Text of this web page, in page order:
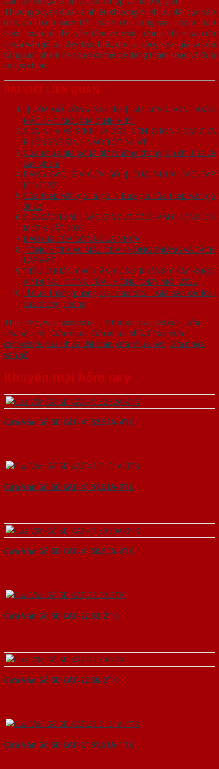
Thường xuyên đưa ra nhiều chương trình ưu đãi cực hấp
dẫn, có chính sách bảo hành cho từng sản phẩm. Bạn
hoàn toàn có thể yên tâm về chất lượng khi mua cửa
nhựa vân gỗ tại đây. Đặc biệt, đơn vị công khai giá cả của
từng sản phẩm nên bạn có thể dễ dàng tham khảo và đưa
ra lựa chọn.
BÀI VIẾT LIÊN QUAN
【CỬA GỖ CÔNG NGHIỆP】SỰ LỰA CHỌN HOÀN
HẢO CHO MỌI GIA ĐÌNH VIỆT
CỬA NHÀ VỆ SINH LÀ GÌ?| NÊN CHỌN LOẠI CỬA
PHÒNG VỆ SINH NÀO TỐT NHẤT
Cửa nhựa giả gỗ là gì? Những thông tin chi tiết về
sản phẩm
BẢNG BÁO GIÁ CỬA GỖ | CỬA NHỰA CAO CẤP
[01/2022]
Cửa thép vân gỗ là gì? | Báo giá cửa thép vân gỗ
2022
CỬA CÁCH ÂM | BÁO GIÁ CỬA CÁCH ÂM CHỐNG ỒN
MỚI NHẤT 2022
BÁO GIÁ CỬA GỖ VÀ CỬA NHỰA
TỔNG HỢP CÁC MẪU CỬA THÔNG PHÒNG VÀ CÁCH
LẮP ĐẶT
TIÊU CHUẨN CÁCH ÂM CÙNG KHÁNG CHÁY ĐƯỢC
ÁP DỤNG TRONG CỬA CHỐNG CHÁY MỚI 2022
【Cửa thông phòng loại nào tốt?】Giá bán các loại
cửa thông phòng
This entry was posted in Tin tứcand tagged cửa, Cửa
nhà vệ sinh, Cửa nhựa, Cửa nhựa ABS, Cửa nhựa
composite, cửa nhựa đài loan, cửa nhựa pvc, Cửa nhựa
vân gỗ.
Khuyến mại hôm nay
Cửa Vân Gỗ 5D KAT-41.52.52A-4TK
Cửa Vân Gỗ 5D KAT-41.51.51A-3TK
Cửa Vân Gỗ 5D KAT-41.50.50A-3TK
Cửa Vân Gỗ 5D KAT-22.52-2TK
Cửa Vân Gỗ 5D KAT-22.50-2TK
Cửa Vân Gỗ 5D KAT-21.51.51A-1TK